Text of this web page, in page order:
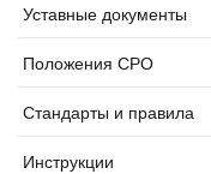
Уставные документы
Положения СРО
Стандарты и правила
Инструкции